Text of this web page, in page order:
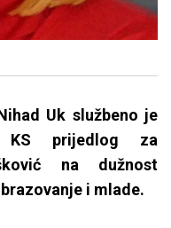
Uk službeno je
KS prijedlog za
na dužnost
i mlade.